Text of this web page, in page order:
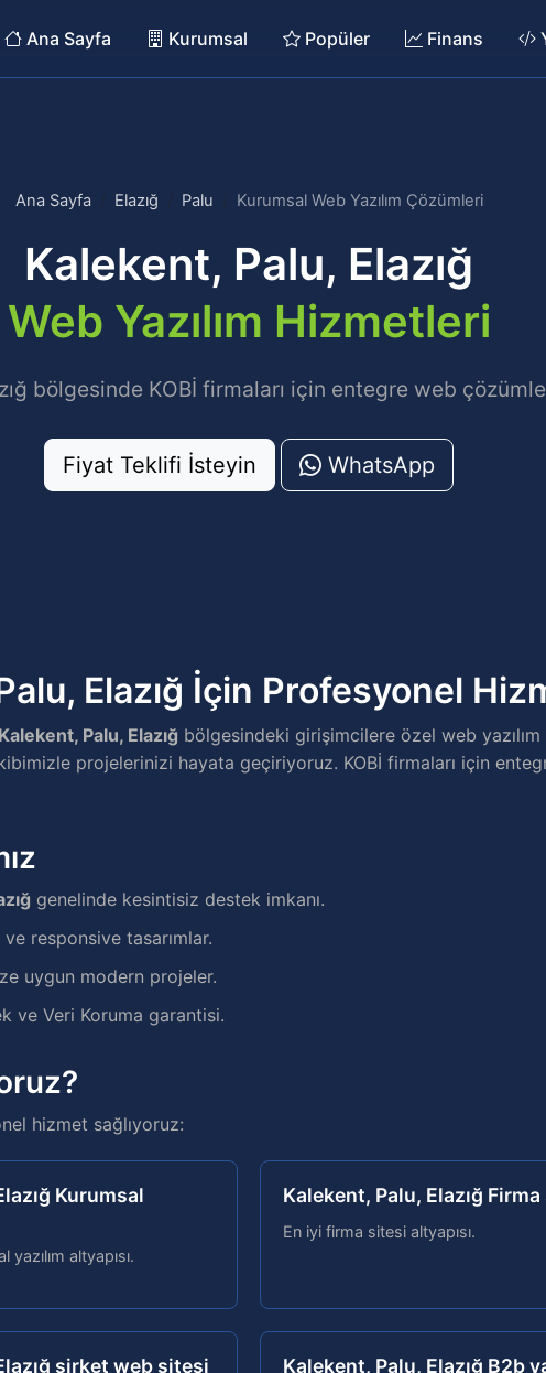
Ana Sayfa Kurumsal Popüler Finans
Ana Sayfa Elazığ Palu Kurumsal Web Yazılım Çözümleri
Kalekent, Palu, Elazığ
Web Yazılım Hizmetleri
bölgesinde KOBİ firmaları için entegre web
Fiyat Teklifi İsteyin WhatsApp
Elazığ İçin Profesyonel
Kalekent, Palu, Elazığ bölgesindeki girişimcilere özel web
projelerinizi hayata geçiriyoruz. KOBİ firmaları için
genelinde kesintisiz destek imkanı.
responsive tasarımlar.
uygun modern projeler.
ve Veri Koruma garantisi.
hizmet sağlıyoruz:
Kurumsal
altyapısı.
Kalekent, Palu, Elazığ
En iyi firma sitesi altyapısı.
şirket web sitesi Kalekent, Palu, Elazığ B2b